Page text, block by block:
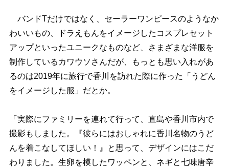
バンドTだけではなく、セーラーワンピースのようなか
わいいもの、ドラえもんをイメージしたコスプレセット
アップといったユニークなものなど、さまざまな洋服を
制作しているカワウソさんだが、もっとも思い入れがあ
るのは2019年に旅行で香川を訪れた際に作った「うどん
をイメージした服」だとか。
「実際にファミリーを連れて行って、直島や香川市内で
撮影もしました。『彼らにはおしゃれに香川名物のうど
んを着こなしてほしい！』と思って、デザインにはこだ
わりました。生卵を模したワッペンと、ネギと七味唐辛